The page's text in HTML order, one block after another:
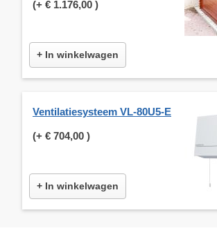
(+ € 1.176,00 )
+ In winkelwagen
Ventilatiesysteem VL-80U5-E
(+ € 704,00 )
+ In winkelwagen